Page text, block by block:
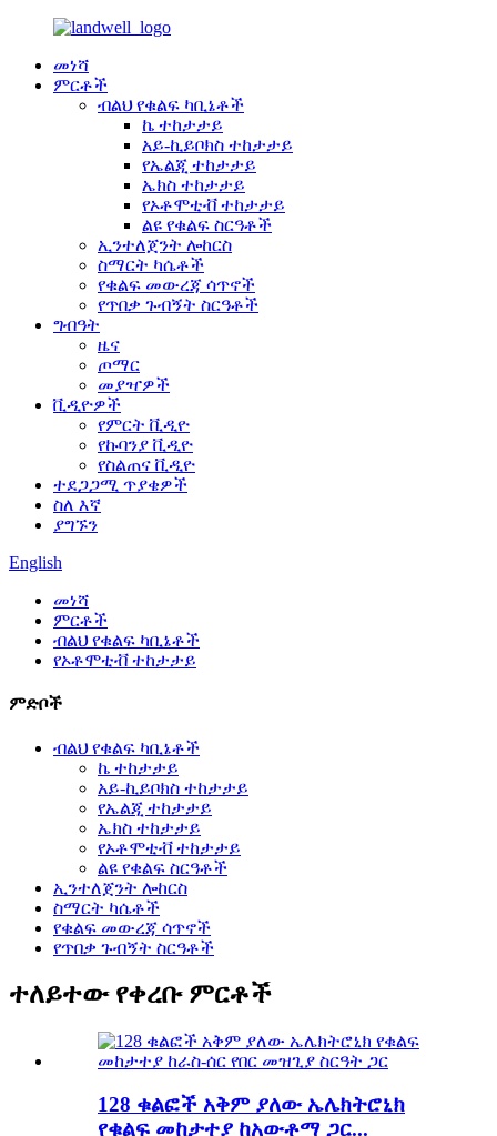
መነሻ
ምርቶች
ብልህ የቁልፍ ካቢኔቶች
ኬ ተከታታይ
አይ-ኪይቦክስ ተከታታይ
የኤልጂ ተከታታይ
ኤክስ ተከታታይ
የኦቶሞቲቭ ተከታታይ
ልዩ የቁልፍ ስርዓቶች
ኢንተለጀንት ሎከርስ
ስማርት ካሴቶች
የቁልፍ መውረጃ ሳጥኖች
የጥበቃ ጉብኝት ስርዓቶች
ግብዓት
ዜና
ጦማር
መያዣዎች
ቪዲዮዎች
የምርት ቪዲዮ
የኩባንያ ቪዲዮ
የስልጠና ቪዲዮ
ተደጋጋሚ ጥያቄዎች
ስለ እኛ
ያግኙን
English
መነሻ
ምርቶች
ብልህ የቁልፍ ካቢኔቶች
የኦቶሞቲቭ ተከታታይ
ምድቦች
ብልህ የቁልፍ ካቢኔቶች
ኬ ተከታታይ
አይ-ኪይቦክስ ተከታታይ
የኤልጂ ተከታታይ
ኤክስ ተከታታይ
የኦቶሞቲቭ ተከታታይ
ልዩ የቁልፍ ስርዓቶች
ኢንተለጀንት ሎከርስ
ስማርት ካሴቶች
የቁልፍ መውረጃ ሳጥኖች
የጥበቃ ጉብኝት ስርዓቶች
ተለይተው የቀረቡ ምርቶች
128 ቁልፎች አቅም ያለው ኤሌክትሮኒክ
የቁልፍ መከታተያ ከአውቶማ ጋር...